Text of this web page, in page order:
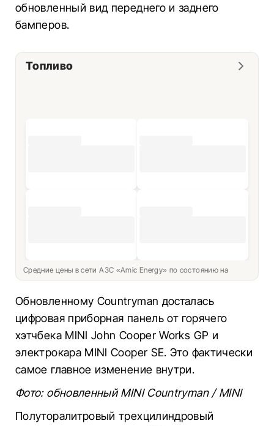
обновленный вид переднего и заднего
бамперов.
Топливо
Средние цены в сети АЗС «Amic Energy» по состоянию на
Обновленному Countryman досталась
цифровая приборная панель от горячего
хэтчбека MINI John Cooper Works GP и
электрокара MINI Cooper SE. Это фактически
самое главное изменение внутри.
Фото: обновленный MINI Countryman / MINI
Полуторалитровый трехцилиндровый